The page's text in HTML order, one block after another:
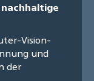
Vision-
und
der